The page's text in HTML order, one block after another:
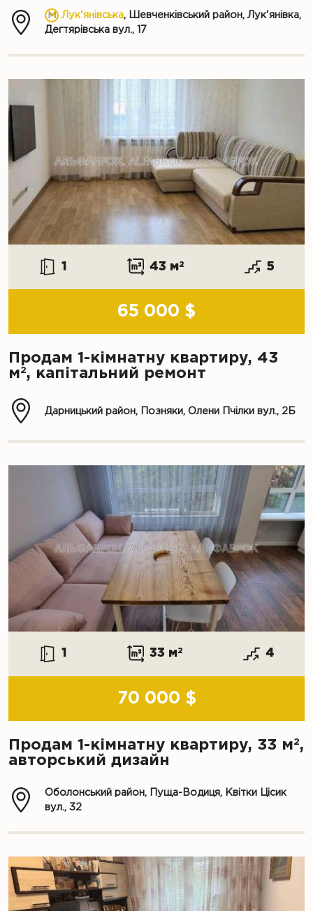
Лук'янівська, Шевченківський район, Лук'янівка,
Дегтярівська вул., 17
1 43 м2 5
65 000 $
Продам 1-кімнатну квартиру, 43
м2, капітальний ремонт
Дарницький район, Позняки, Олени Пчілки вул., 2Б
1 33 м2 4
70 000 $
Продам 1-кімнатну квартиру, 33 м2,
авторський дизайн
Оболонський район, Пуща-Водиця, Квітки Цісик
вул., 32